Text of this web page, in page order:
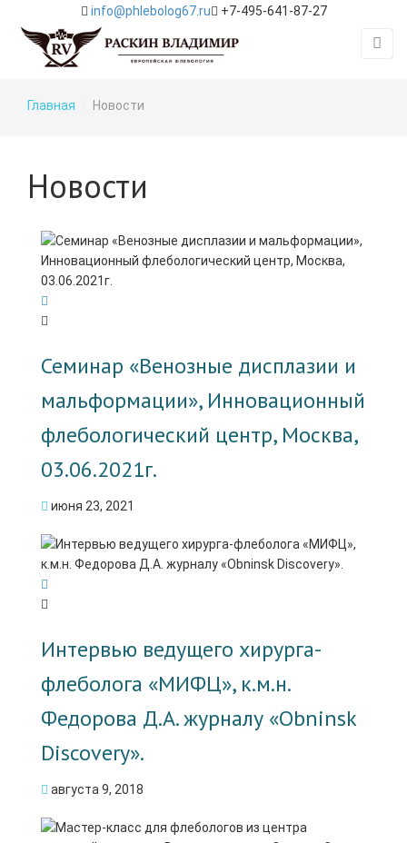
info@phlebolog67.ru +7-495-641-87-27
Главная Новости
Новости
Семинар «Венозные дисплазии и
мальформации», Инновационный
флебологический центр, Москва,
03.06.2021г.
июня 23, 2021
Интервью ведущего хирурга-
флеболога «МИФЦ», к.м.н.
Федорова Д.А. журналу «Obninsk
Discovery».
августа 9, 2018